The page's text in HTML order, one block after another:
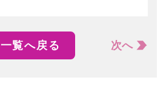
一覧へ戻る 次へ